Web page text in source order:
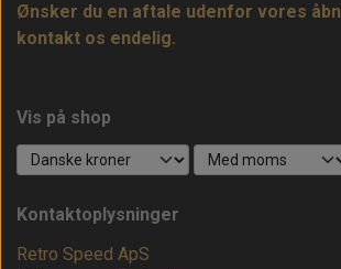
Ønsker du en aftale udenfor vores
kontakt os endelig.
Vis på shop
Kontaktoplysninger
Retro Speed ApS